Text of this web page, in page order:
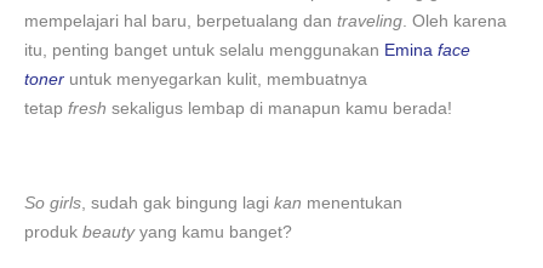
mempelajari hal baru, berpetualang dan traveling . Oleh karena
itu, penting banget untuk selalu menggunakan Emina face
toner untuk menyegarkan kulit, membuatnya
tetap fresh sekaligus lembap di manapun kamu berada!
So girls , sudah gak bingung lagi kan menentukan
produk beautyyang kamu banget?